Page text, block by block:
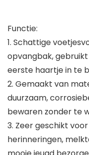
Functie:
1. Schattige
opvangbak,
eerste haartje in te
2. Gemaakt van
duurzaam,
bewaren zonder te
3. Zeer geschikt
herinneringen,